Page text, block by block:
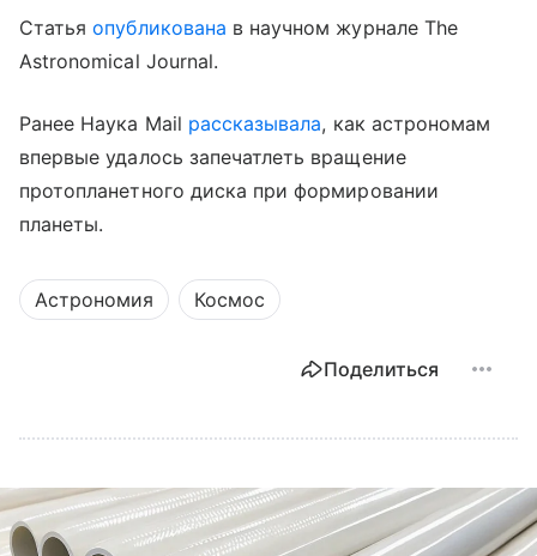
Статьяопубликована в научном журнале The
Astronomical Journal.
Ранее Наука Mail рассказывала, как астрономам
впервые удалось запечатлеть вращение
протопланетного диска при формировании
планеты.
Астрономия Космос
Поделиться